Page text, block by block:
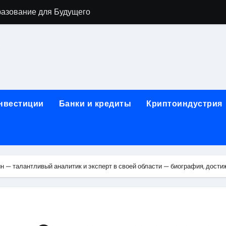
для Будущего
в Москву и обратно по привлекательным ценам
Всё, что нужно знать
в компании ИНКОМ-Недвижимость
Продаж?
Банки и кредиты Криптоиндустрия
— талантливый аналитик и эксперт в своей области — биография,